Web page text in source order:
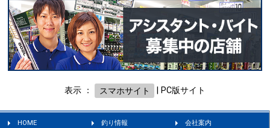
表示 ： スマホサイト PC版サイト
HOME 釣り情報
会社案内